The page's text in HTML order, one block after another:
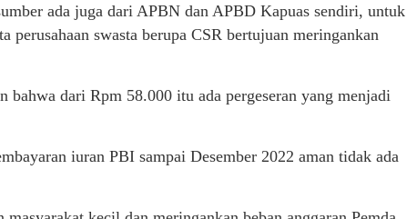
ada juga dari APBN dan APBD Kapuas sendiri, untuk
swasta berupa CSR bertujuan meringankan
bahwa dari Rpm 58.000 itu ada pergeseran yang menjadi
iuran PBI sampai Desember 2022 aman tidak ada